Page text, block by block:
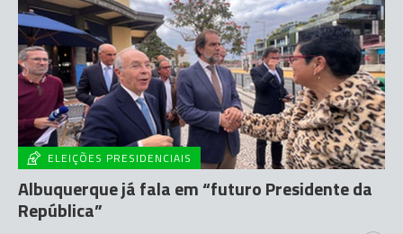
ELEIÇÕES PRESIDENCIAIS
Albuquerque já fala em “futuro Presidente da
República”